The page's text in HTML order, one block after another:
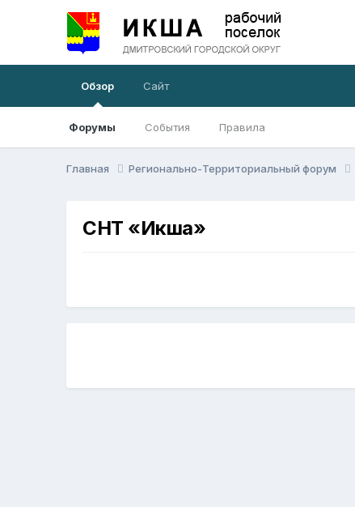
Обзор
Форумы События Правила
Сайт
Главная Регионально-Территориальный форум
СНТ «Икша»